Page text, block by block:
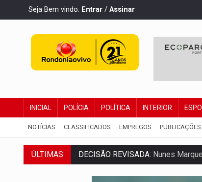
Seja Bem vindo. Entrar / Assinar
INICIAL POLÍCIA POLÍTICA INTERIOR
NOTÍCIAS CLASSIFICADOS EMPREGOS
ÚLTIMAS
DECISÃO REVISADA:Nunes
CONEXÃO RONDONIAOVIVO:
Patrimônio de